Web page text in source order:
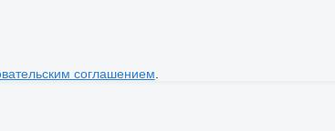
соглашением